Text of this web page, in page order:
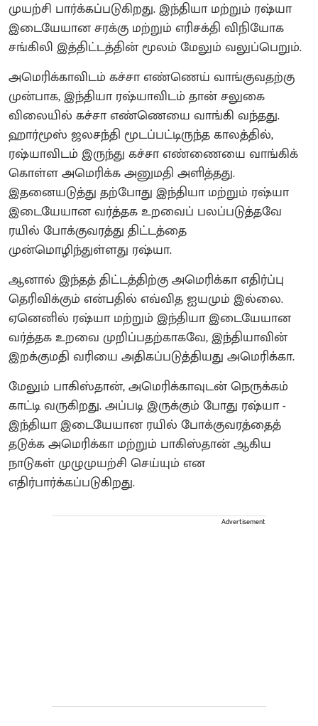
முயற்சி பார்க்கப்படுகிறது. இந்தியா மற்றும் ரஷ்யா
இடையேயான சரக்கு மற்றும் எரிசக்தி விநியோக
சங்கிலி இத்திட்டத்தின் மூலம் மேலும் வலுப்பெறும்.
அமெரிக்காவிடம் கச்சா எண்ணெய் வாங்குவதற்கு
முன்பாக, இந்தியா ரஷ்யாவிடம் தான் சலுகை
விலையில் கச்சா எண்ணெயை வாங்கி வந்தது.
ஹார்மூஸ் ஜலசந்தி மூடப்பட்டிருந்த காலத்தில்,
ரஷ்யாவிடம் இருந்து கச்சா எண்ணையை வாங்கிக்
கொள்ள அமெரிக்க அனுமதி அளித்தது.
இதனையடுத்து தற்போது இந்தியா மற்றும் ரஷ்யா
இடையேயான வர்த்தக உறவைப் பலப்படுத்தவே
ரயில் போக்குவரத்து திட்டத்தை
முன்மொழிந்துள்ளது ரஷ்யா.
ஆனால் இந்தத் திட்டத்திற்கு அமெரிக்கா எதிர்ப்பு
தெரிவிக்கும் என்பதில் எவ்வித ஐயமும் இல்லை.
ஏனெனில் ரஷ்யா மற்றும் இந்தியா இடையேயான
வர்த்தக உறவை முறிப்பதற்காகவே, இந்தியாவின்
இறக்குமதி வரியை அதிகப்படுத்தியது அமெரிக்கா.
மேலும் பாகிஸ்தான், அமெரிக்காவுடன் நெருக்கம்
காட்டி வருகிறது. அப்படி இருக்கும் போது ரஷ்யா -
இந்தியா இடையேயான ரயில் போக்குவரத்தைத்
தடுக்க அமெரிக்கா மற்றும் பாகிஸ்தான் ஆகிய
நாடுகள் முழுமுயற்சி செய்யும் என
எதிர்பார்க்கப்படுகிறது.
Advertisement